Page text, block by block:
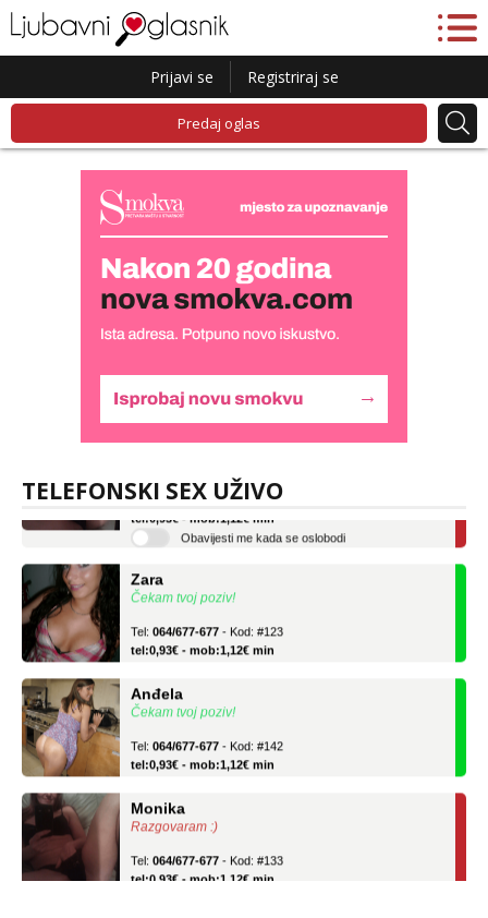
Prijavi se Registriraj se
Predaj oglas
TELEFONSKI SEX UŽIVO
Tel:064/677-677 - Kod: #133
Obavijesti me kada se oslobodi
Čekam tvoj poziv!
tel:0,93€ - mob:1,12€ min
Čekam tvoj poziv!
tel:0,93€ - mob:1,12€ min
Razgovaram :)
tel:0,93€ - mob:1,12€ min